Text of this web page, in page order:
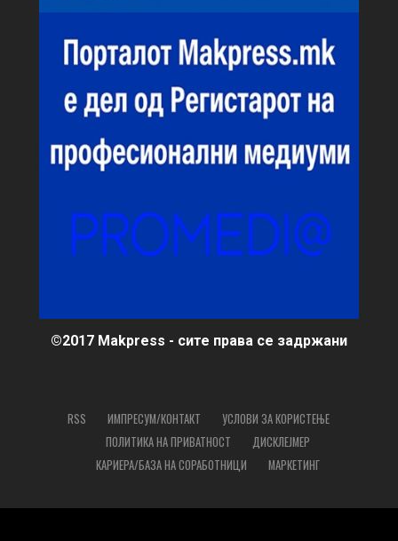
©2017 Makpress - сите права се задржани
RSS ИМПРЕСУМ/КОНТАКТ
УСЛОВИ ЗА КОРИСТЕЊЕ
ПОЛИТИКА НА ПРИВАТНОСТ
ДИСКЛЕЈМЕР
КАРИЕРА/БАЗА НА СОРАБОТНИЦИ
МАРКЕТИНГ